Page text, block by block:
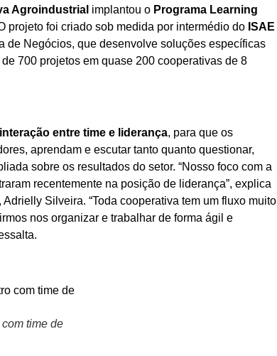
Agroindustrial implantou o Programa Learning
projeto foi criado sob medida por intermédio do ISAE
de Negócios, que desenvolve soluções específicas
700 projetos em quase 200 cooperativas de 8
entre time e liderança, para que os
aprendam e escutar tanto quanto questionar,
sobre os resultados do setor. “Nosso foco com a
recentemente na posição de liderança”, explica
Silveira. “Toda cooperativa tem um fluxo muito
nos organizar e trabalhar de forma ágil e
time de